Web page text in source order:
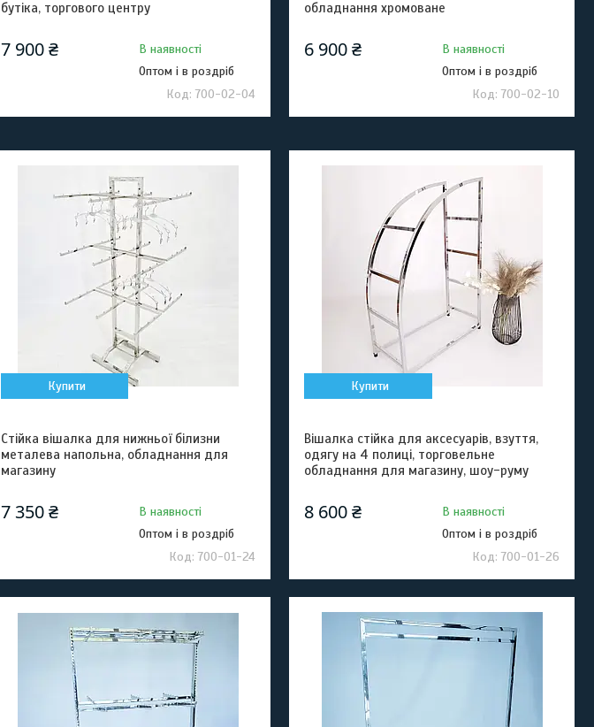
бутіка, торгового центру
7 900 ₴
В наявності
Оптом і в роздріб
700-02-04
обладнання хромоване
6 900 ₴
В наявності
Оптом і в роздріб
700-02-10
Купити
Стійка вішалка для нижньої білизни
металева напольна, обладнання для
магазину
7 350 ₴
В наявності
Оптом і в роздріб
700-01-24
Купити
Вішалка стійка для аксесуарів, взуття,
одягу на 4 полиці, торговельне
обладнання для магазину, шоу-руму
8 600 ₴
В наявності
Оптом і в роздріб
700-01-26